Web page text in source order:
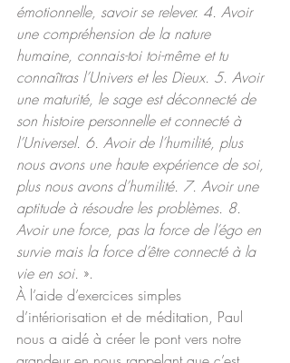
émotionnelle, savoir se relever. 4. Avoir
une compréhension de la nature
humaine, connais-toi toi-même et tu
connaîtras l’Univers et les Dieux. 5. Avoir
une maturité, le sage est déconnecté de
son histoire personnelle et connecté à
l’Universel. 6. Avoir de l’humilité, plus
nous avons une haute expérience de soi,
plus nous avons d’humilité. 7. Avoir une
aptitude à résoudre les problèmes. 8.
Avoir une force, pas la force de l’égo en
survie mais la force d’être connecté à la
vie en soi. ».
À l’aide d’exercices simples
d’intériorisation et de méditation, Paul
nous a aidé à créer le pont vers notre